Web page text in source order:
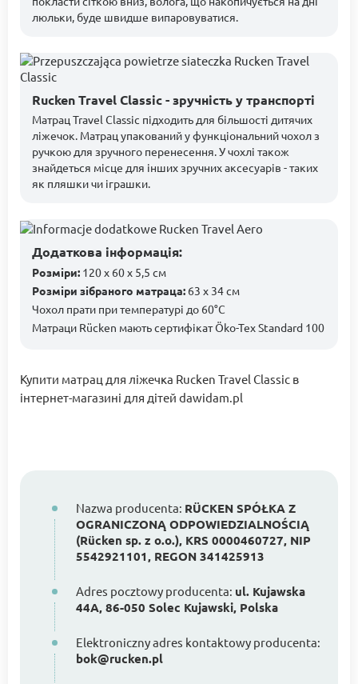
люльки, буде швидше випаровуватися.
Rucken Travel Classic - зручність у транспорті
Матрац Travel Classic підходить для більшості дитячих
ліжечок. Матрац упакований у функціональний чохол з
ручкою для зручного перенесення. У чохлі також
знайдеться місце для інших зручних аксесуарів - таких
як пляшки чи іграшки.
Додаткова інформація:
Розміри: 120 x 60 x 5,5 см
Розміри зібраного матраца: 63 х 34 см
Чохол прати при температурі до 60°C
Матраци Rücken мають сертифікат Öko-Tex Standard 100
Купити матрац для ліжечка Rucken Travel Classic в
інтернет-магазині для дітей dawidam.pl
Nazwa producenta: RÜCKEN SPÓŁKA Z
OGRANICZONĄ ODPOWIEDZIALNOŚCIĄ
(Rücken sp. z o.o.), KRS 0000460727, NIP
5542921101, REGON 341425913
Adres pocztowy producenta: ul. Kujawska
44A, 86-050 Solec Kujawski, Polska
Elektroniczny adres kontaktowy producenta:
bok@rucken.pl